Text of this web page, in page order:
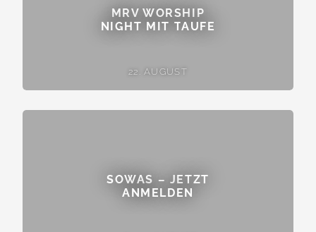
MRV WORSHIP
NIGHT MIT TAUFE
22. AUGUST
SOWAS – JETZT
ANMELDEN